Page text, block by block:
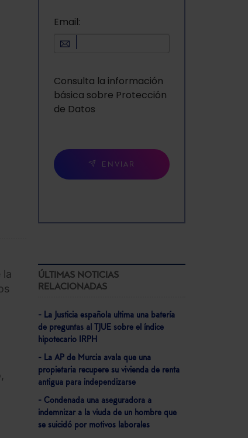
la
Email:
Consulta la información
básica sobre Protección
de Datos
ENVIAR
ÚLTIMAS NOTICIAS
RELACIONADAS
- La Justicia española ultima una batería
de preguntas al TJUE sobre el índice
hipotecario IRPH
- La AP de Murcia avala que una
propietaria recupere su vivienda de renta
antigua para independizarse
- Condenada una aseguradora a
indemnizar a la viuda de un hombre que
se suicidó por motivos laborales